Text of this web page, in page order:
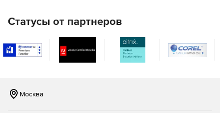
Элементы оформления рабочих чертежей.
то, что графическим обозначениям элементов ГОСТ
соответствуют объекты СПДС, размещенные на одной
панели инструментов или ленте (для AutoCAD старше
Утилиты оформления.
Статусы от партнеров
Москва